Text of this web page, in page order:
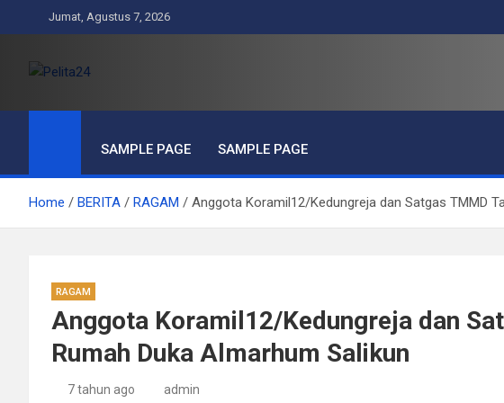
to
Jumat, Agustus 7, 2026
Pelita24
SAMPLE PAGE SAMPLE PAGE
Home BERITA RAGAM Anggota Koramil12/Kedungreja dan Satgas TMMD
RAGAM
Anggota Koramil12/Kedungreja dan
Rumah Duka Almarhum Salikun
7 tahun ago admin